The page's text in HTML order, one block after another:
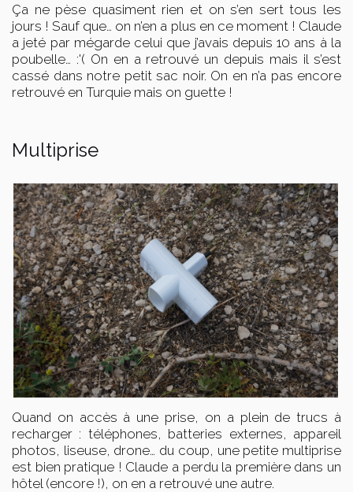
Ça ne pèse quasiment rien et on s’en sert tous les
jours ! Sauf que… on n’en a plus en ce moment ! Claude
a jeté par mégarde celui que j’avais depuis 10 ans à la
poubelle… :'( On en a retrouvé un depuis mais il s’est
cassé dans notre petit sac noir. On en n’a pas encore
retrouvé en Turquie mais on guette !
Multiprise
Quand on accès à une prise, on a plein de trucs à
recharger : téléphones, batteries externes, appareil
photos, liseuse, drone… du coup, une petite multiprise
est bien pratique ! Claude a perdu la première dans un
hôtel (encore !), on en a retrouvé une autre.